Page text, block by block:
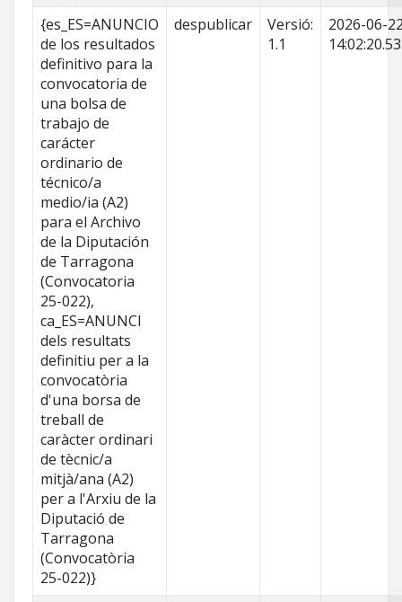
{es_ES=ANUNCIO
de los resultados
definitivo para la
convocatoria de
una bolsa de
trabajo de
carácter
ordinario de
técnico/a
medio/ia (A2)
para el Archivo
de la Diputación
de Tarragona
(Convocatoria
25-022),
ca_ES=ANUNCI
dels resultats
definitiu per a la
convocatòria
d'una borsa de
treball de
caràcter ordinari
de tècnic/a
mitjà/ana (A2)
per a l'Arxiu de la
Diputació de
Tarragona
(Convocatòria
25-022)}
despublicar
Versió:
1.1
2026-06-